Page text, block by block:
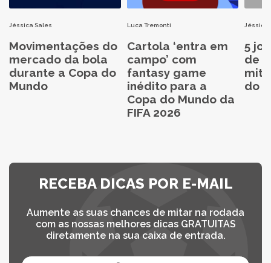
Jéssica Sales
Movimentações do
mercado da bola
durante a Copa do
Mundo
Luca Tremonti
Cartola ‘entra em
campo’ com
fantasy game
inédito para a
Copa do Mundo da
FIFA 2026
Jéssica
5
de
do
RECEBA DICAS POR E-MAIL
Aumente as suas chances de mitar na rodada
com as nossas melhores dicas GRATUITAS
diretamente na sua caixa de entrada.